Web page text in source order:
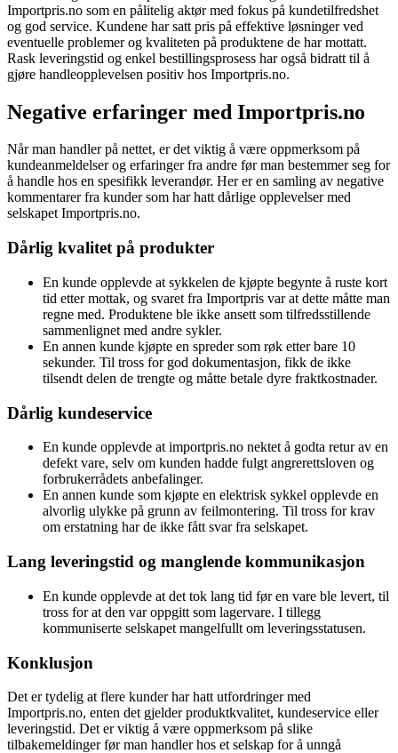
Importpris.no som en pålitelig aktør med fokus på kundetilfredshet
og god service. Kundene har satt pris på effektive løsninger ved
eventuelle problemer og kvaliteten på produktene de har mottatt.
Rask leveringstid og enkel bestillingsprosess har også bidratt til å
gjøre handleopplevelsen positiv hos Importpris.no.
Negative erfaringer med Importpris.no
Når man handler på nettet, er det viktig å være oppmerksom på
kundeanmeldelser og erfaringer fra andre før man bestemmer seg for
å handle hos en spesifikk leverandør. Her er en samling av negative
kommentarer fra kunder som har hatt dårlige opplevelser med
selskapet Importpris.no.
Dårlig kvalitet på produkter
En kunde opplevde at sykkelen de kjøpte begynte å ruste kort
tid etter mottak, og svaret fra Importpris var at dette måtte man
regne med. Produktene ble ikke ansett som tilfredsstillende
sammenlignet med andre sykler.
En annen kunde kjøpte en spreder som røk etter bare 10
sekunder. Til tross for god dokumentasjon, fikk de ikke
tilsendt delen de trengte og måtte betale dyre fraktkostnader.
Dårlig kundeservice
En kunde opplevde at importpris.no nektet å godta retur av en
defekt vare, selv om kunden hadde fulgt angrerettsloven og
forbrukerrådets anbefalinger.
En annen kunde som kjøpte en elektrisk sykkel opplevde en
alvorlig ulykke på grunn av feilmontering. Til tross for krav
om erstatning har de ikke fått svar fra selskapet.
Lang leveringstid og manglende kommunikasjon
En kunde opplevde at det tok lang tid før en vare ble levert, til
tross for at den var oppgitt som lagervare. I tillegg
kommuniserte selskapet mangelfullt om leveringsstatusen.
Konklusjon
Det er tydelig at flere kunder har hatt utfordringer med
Importpris.no, enten det gjelder produktkvalitet, kundeservice eller
leveringstid. Det er viktig å være oppmerksom på slike
tilbakemeldinger før man handler hos et selskap for å unngå